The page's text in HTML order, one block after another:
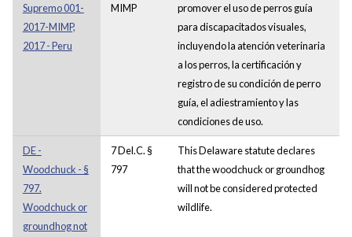
Supremo 001-
2017-MIMP,
2017 - Peru
MIMP
promover el uso de perros guía
para discapacitados visuales,
incluyendo la atención veterinaria
a los perros, la certificación y
registro de su condición de perro
guía, el adiestramiento y las
condiciones de uso.
DE -
Woodchuck - §
797.
Woodchuck or
groundhog not
7 Del.C. §
797
This Delaware statute declares
that the woodchuck or groundhog
will not be considered protected
wildlife.